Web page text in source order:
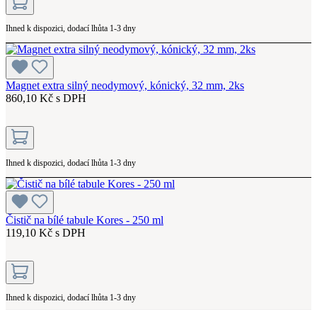
Ihned k dispozici, dodací lhůta 1-3 dny
Magnet extra silný neodymový, kónický, 32 mm, 2ks
860,10 Kč s DPH
Ihned k dispozici, dodací lhůta 1-3 dny
Čistič na bílé tabule Kores - 250 ml
119,10 Kč s DPH
Ihned k dispozici, dodací lhůta 1-3 dny